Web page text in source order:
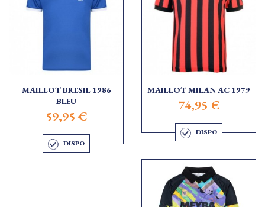
MAILLOT BRESIL 1986
BLEU
59,95 €
DISPO
MAILLOT MILAN AC 1979
74,95 €
DISPO